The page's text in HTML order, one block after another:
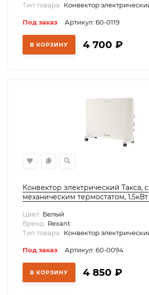
Тип товара: Конвектор
Под заказ Артикул: 60-0119
В КОРЗИНУ 4 700 ₽
Конвектор электрический Такса, с
механическим термостатом,
Цвет: Белый
Бренд: Rexant
Тип товара: Конвектор
Под заказ Артикул: 60-0094
В КОРЗИНУ 4 850 ₽